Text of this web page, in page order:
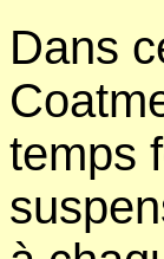
Dans
temps